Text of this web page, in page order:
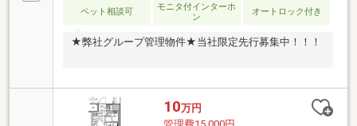
ペット相談可
モニタ付インターホ
ン
オートロック付き
★弊社グループ管理物件★当社限定先行募集中！！！
10万円